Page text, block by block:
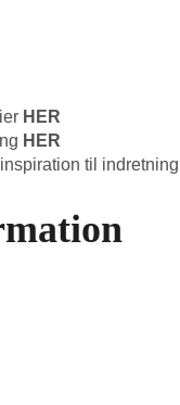
HER
HER
til indretning